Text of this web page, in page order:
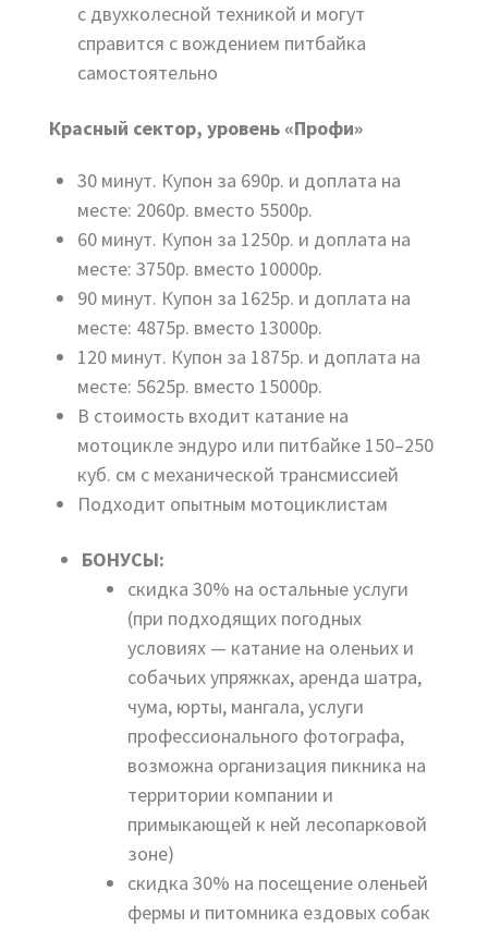
с двухколесной техникой и могут
справится с вождением питбайка
самостоятельно
Красный сектор, уровень «Профи»
30 минут. Купон за 690р. и доплата на
месте: 2060р. вместо 5500р.
60 минут. Купон за 1250р. и доплата на
месте: 3750р. вместо 10000р.
90 минут. Купон за 1625р. и доплата на
месте: 4875р. вместо 13000р.
120 минут. Купон за 1875р. и доплата на
месте: 5625р. вместо 15000р.
В стоимость входит катание на
мотоцикле эндуро или питбайке 150–250
куб. см с механической трансмиссией
Подходит опытным мотоциклистам
БОНУСЫ:
скидка 30% на остальные услуги
(при подходящих погодных
условиях — катание на оленьих и
собачьих упряжках, аренда шатра,
чума, юрты, мангала, услуги
профессионального фотографа,
возможна организация пикника на
территории компании и
примыкающей к ней лесопарковой
зоне)
скидка 30% на посещение оленьей
фермы и питомника ездовых собак